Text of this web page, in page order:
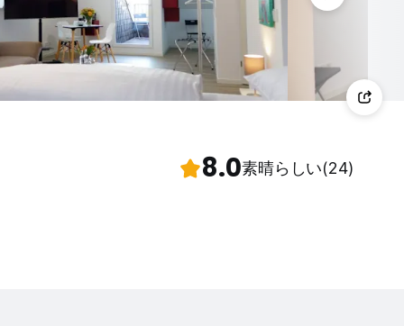
8.0素晴らしい(24)